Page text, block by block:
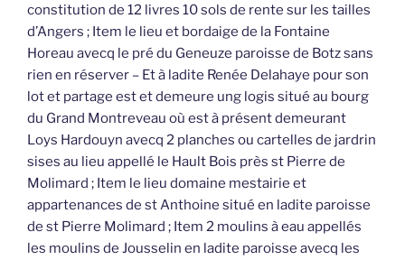
constitution de 12 livres 10 sols de rente sur les tailles
d’Angers ; Item le lieu et bordaige de la Fontaine
Horeau avecq le pré du Geneuze paroisse de Botz sans
rien en réserver – Et à ladite Renée Delahaye pour son
lot et partage est et demeure ung logis situé au bourg
du Grand Montreveau où est à présent demeurant
Loys Hardouyn avecq 2 planches ou cartelles de jardrin
sises au lieu appellé le Hault Bois près st Pierre de
Molimard ; Item le lieu domaine mestairie et
appartenances de st Anthoine situé en ladite paroisse
de st Pierre Molimard ; Item 2 moulins à eau appellés
les moulins de Jousselin en ladite paroisse avecq les